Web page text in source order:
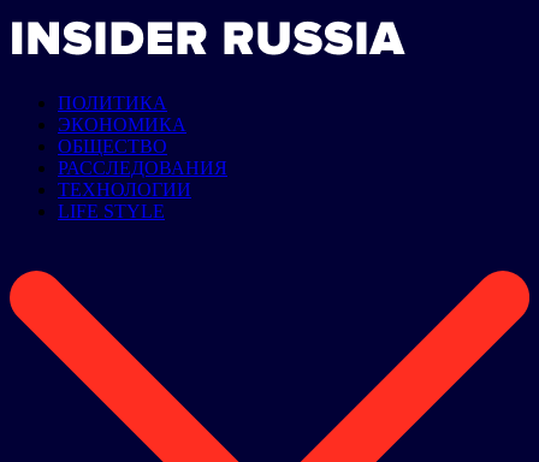
ПОЛИТИКА
ЭКОНОМИКА
ОБЩЕСТВО
РАССЛЕДОВАНИЯ
ТЕХНОЛОГИИ
LIFE STYLE